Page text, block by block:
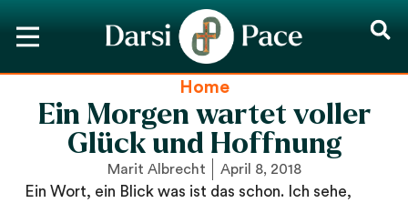
Home
Ein Morgen wartet voller
Glück und Hoffnung
Marit Albrecht April 8, 2018
Ein Wort, ein Blick was ist das schon. Ich sehe,